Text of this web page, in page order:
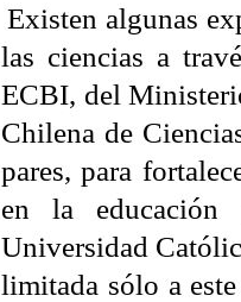
Existen algunas
las ciencias a
ECBI, del
Chilena de
pares, para
en la educación
Universidad
limitada sólo a